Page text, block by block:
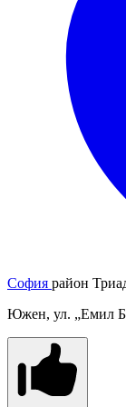
София район
Южен, ул. „Емил